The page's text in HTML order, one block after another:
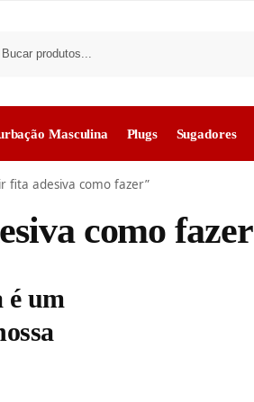
Masculina Plugs Sugadores
fita adesiva como fazer”
como fazer
é um